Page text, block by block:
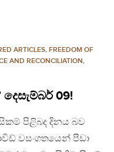
ARTICLES, FREEDOM OF
AND RECONCILIATION,
09!
පිළිබද දිනය බව
වසංගතයෙන් පීඩා